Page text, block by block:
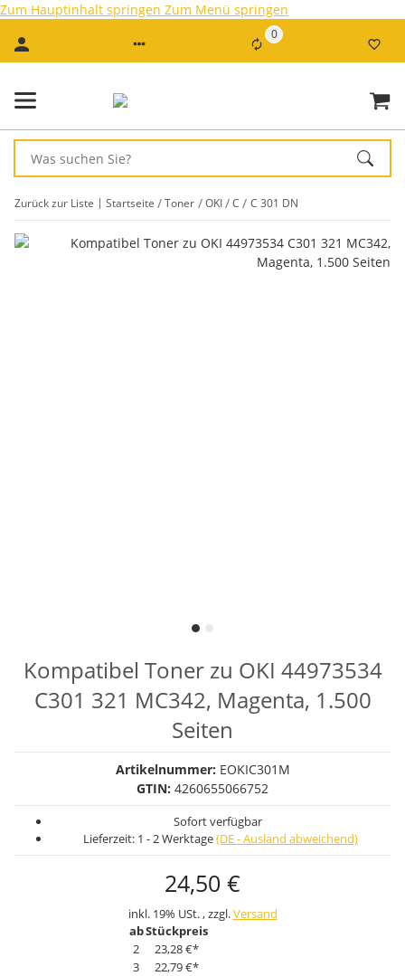
Zum Hauptinhalt springen Zum Menü springen
0
Zurück zur Liste Startseite Toner OKI C C 301 DN
Kompatibel Toner zu OKI 44973534
C301 321 MC342, Magenta, 1.500
Seiten
Artikelnummer: EOKIC301M
GTIN: 4260655066752
Sofort verfügbar
Lieferzeit: 1 - 2 Werktage(DE - Ausland abweichend)
24,50 €
inkl. 19% USt. , zzgl.Versand
abStückpreis
2
23,28 €*
3
22,79 €*